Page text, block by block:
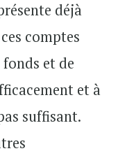
déjà
comptes
et de
et à
suffisant.